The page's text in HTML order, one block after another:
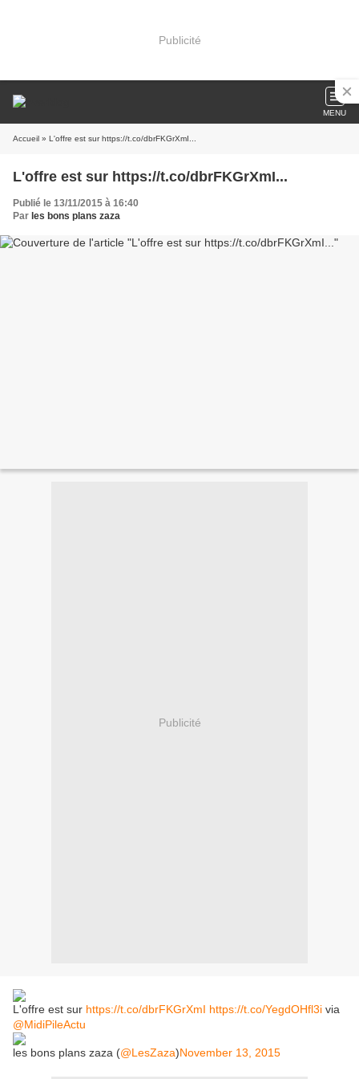
Publicité
MENU
Accueil » L'offre est sur https://t.co/dbrFKGrXmI...
L'offre est sur https://t.co/dbrFKGrXmI...
Publié le 13/11/2015 à 16:40
Par les bons plans zaza
Publicité
L'offre est sur https://t.co/dbrFKGrXmI https://t.co/YegdOHfl3i via
@MidiPileActu
les bons plans zaza (@LesZaza)November 13, 2015